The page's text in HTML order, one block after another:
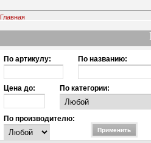
Главная
По артикулу: По названию:
Цена до: По категории:
По производителю: